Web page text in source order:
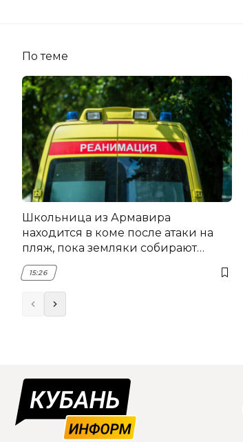
По теме
Школьница из Армавира
находится в коме после атаки на
пляж, пока земляки собирают
помощь
15:26